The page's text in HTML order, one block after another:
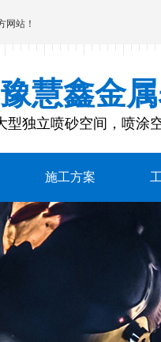
网站！
慧鑫金
型独立喷砂空间，喷涂
施工方案